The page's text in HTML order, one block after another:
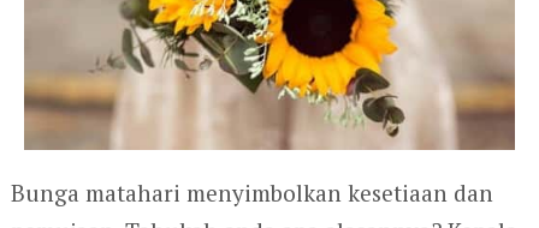
Bunga matahari menyimbolkan kesetiaan dan